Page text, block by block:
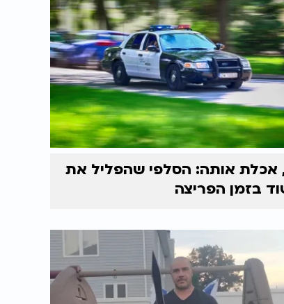
אכלת אותה: הסלפי שהפליל את
בזמן הפריצה